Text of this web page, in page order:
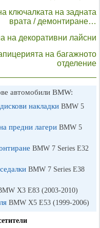
ключалката на задната
врата / демонтиране…
на декоративни лайсни
на багажното
отделение
автомобили BMW:
накладки BMW 5
предни лагери BMW 5
BMW 7 Series E32
BMW 7 Series E38
X3 Е83 (2003-2010)
BMW X5 E53 (1999-2006)